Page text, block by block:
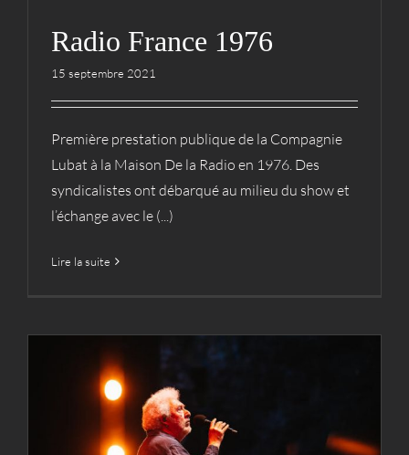
Radio France 1976
15 septembre 2021
Première prestation publique de la Compagnie
Lubat à la Maison De la Radio en 1976. Des
syndicalistes ont débarqué au milieu du show et
l’échange avec le (...)
Lire la suite
Nuits de Fourvière 2021